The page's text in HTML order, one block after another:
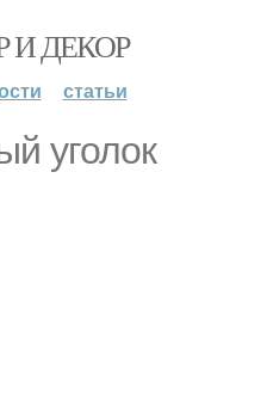
И ДЕКОР
статьи
уголок